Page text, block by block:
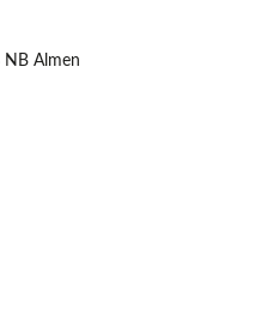
NB Almen